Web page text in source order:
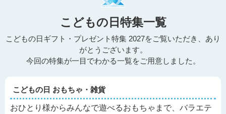
こどもの日特集一覧
こどもの日ギフト・プレゼント特集 2027をご覧いただき、あり
がとうございます。
今回の特集が一目でわかる一覧をご用意しました。
こどもの日 おもちゃ・雑貨
おひとり様からみんなで遊べるおもちゃまで、バラエテ